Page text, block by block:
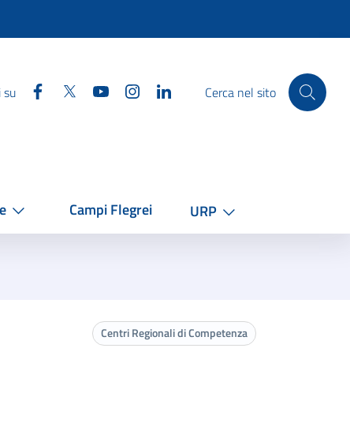
su Facebook
Twitter YouTube InstagramLinkedinCerca nel sito
Campi Flegrei URP
Centri Regionali di Competenza